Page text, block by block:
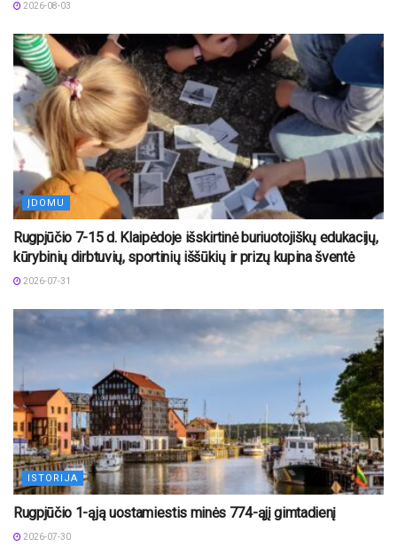
2026-08-03
ĮDOMU
Rugpjūčio 7-15 d. Klaipėdoje išskirtinė buriuotojiškų edukacijų,
kūrybinių dirbtuvių, sportinių iššūkių ir prizų kupina šventė
2026-07-31
ISTORIJA
Rugpjūčio 1-ąją uostamiestis minės 774-ąjį gimtadienį
2026-07-30